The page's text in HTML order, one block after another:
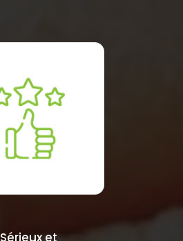
Sérieux et